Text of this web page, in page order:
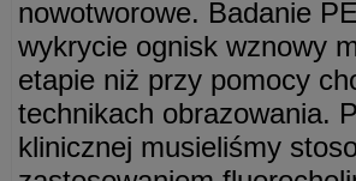
nowotworowe. Badanie
wykrycie ognisk wznowy
etapie niż przy pomocy
technikach obrazowania.
klinicznej musieliśmy